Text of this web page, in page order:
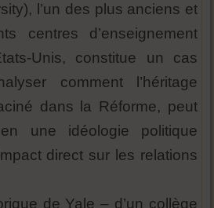
l’un des plus anciens et
centres d’enseignement
Unis, constitue un cas
comment l’héritage
dans la Réforme, peut
une idéologie politique
direct sur les relations
de Yale – d’un collège